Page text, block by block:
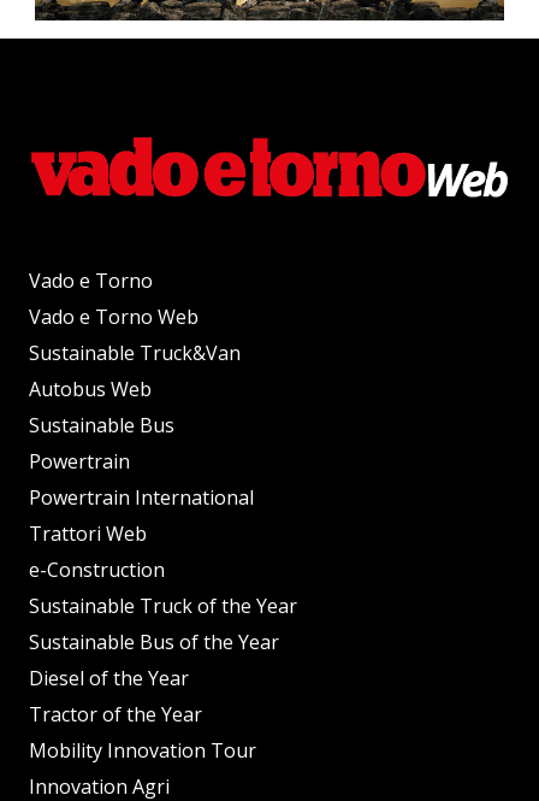
Vado e Torno
Vado e Torno Web
Sustainable Truck&Van
Autobus Web
Sustainable Bus
Powertrain
Powertrain International
Trattori Web
e-Construction
Sustainable Truck of the Year
Sustainable Bus of the Year
Diesel of the Year
Tractor of the Year
Mobility Innovation Tour
Innovation Agri